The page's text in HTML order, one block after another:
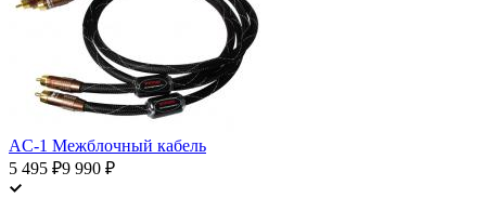
AC-1 Межблочный кабель
5 495 ₽9 990 ₽